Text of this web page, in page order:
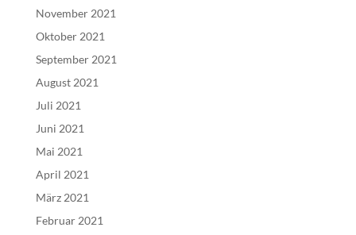
November 2021
Oktober 2021
September 2021
August 2021
Juli 2021
Juni 2021
Mai 2021
April 2021
März 2021
Februar 2021